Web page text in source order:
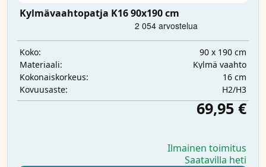
Kylmävaahtopatja K16 90x190 cm
Koko:
90 x 190 cm
Materiaali:
Kylmä vaahto
Kokonaiskorkeus:
16 cm
Kovuusaste:
H2/H3
69,95 €
Ilmainen toimitus
Saatavilla heti